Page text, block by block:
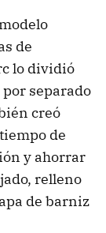
de
lo dividió
separado
creó
de
y ahorrar
relleno
de barniz